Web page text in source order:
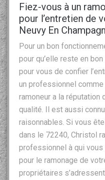
Fiez-vous à un
pour l’entretien de
Neuvy En
Pour un bon
pour qu’elle reste en
pour vous de confier
un professionnel comme
ramoneur a la réputation
qualité. Il est aussi
raisonnables. Si vous
dans le 72240, Christol
professionnel à qui
pour le ramonage de
propriétaires